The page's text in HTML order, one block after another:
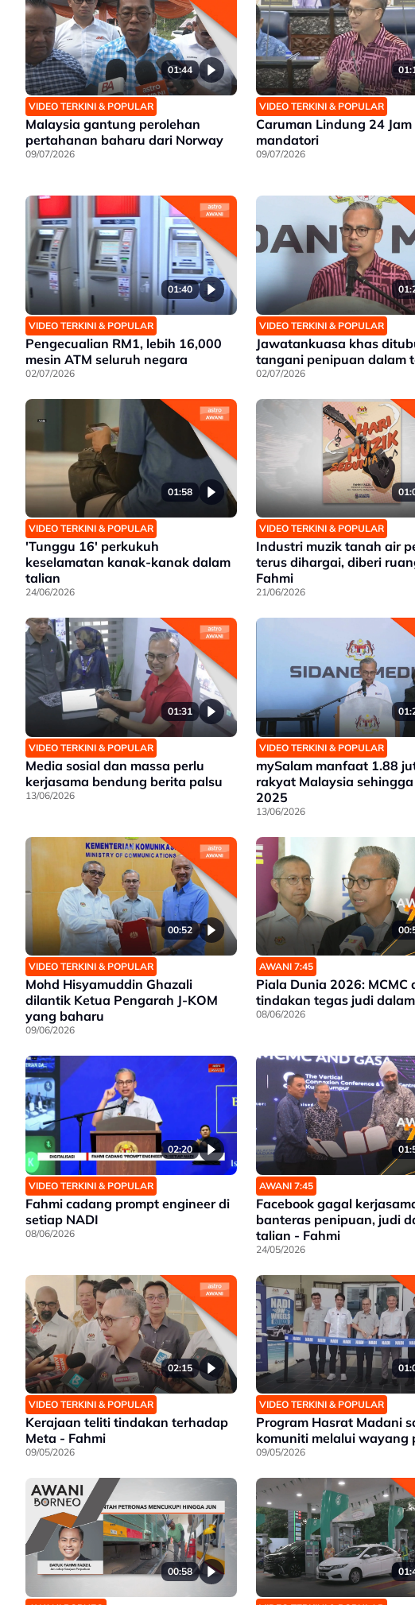
01:44
VIDEO TERKINI & POPULAR
Malaysia gantung perolehan
pertahanan baharu dari Norway
09/07/2026
VIDEO TERKINI & POPULAR
Caruman Lindung 24
mandatori
09/07/2026
01:40
VIDEO TERKINI & POPULAR
Pengecualian RM1, lebih 16,000
mesin ATM seluruh negara
02/07/2026
VIDEO TERKINI & POPULAR
Jawatankuasa khas
tangani penipuan dalam
02/07/2026
01:58
VIDEO TERKINI & POPULAR
'Tunggu 16' perkukuh
keselamatan kanak-kanak dalam
talian
24/06/2026
VIDEO TERKINI & POPULAR
Industri muzik tanah air
terus dihargai, diberi
Fahmi
21/06/2026
01:31
VIDEO TERKINI & POPULAR
Media sosial dan massa perlu
kerjasama bendung berita palsu
13/06/2026
VIDEO TERKINI & POPULAR
mySalam manfaat 1.88
rakyat Malaysia
2025
13/06/2026
00:52
VIDEO TERKINI & POPULAR
Mohd Hisyamuddin Ghazali
dilantik Ketua Pengarah J-KOM
yang baharu
09/06/2026
AWANI 7:45
Piala Dunia 2026: MCMC
tindakan tegas judi
08/06/2026
02:20
VIDEO TERKINI & POPULAR
Fahmi cadang prompt engineer di
setiap NADI
08/06/2026
AWANI 7:45
Facebook gagal
banteras penipuan, judi
talian - Fahmi
24/05/2026
02:15
VIDEO TERKINI & POPULAR
Kerajaan teliti tindakan terhadap
Meta - Fahmi
09/05/2026
VIDEO TERKINI & POPULAR
Program Hasrat Madani
komuniti melalui wayang
09/05/2026
00:58